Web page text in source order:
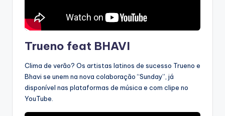
Trueno feat BHAVI
Clima de verão? Os artistas latinos de sucesso Trueno e
Bhavi se unem na nova colaboração “Sunday”, já
disponível nas plataformas de música e com clipe no
YouTube.